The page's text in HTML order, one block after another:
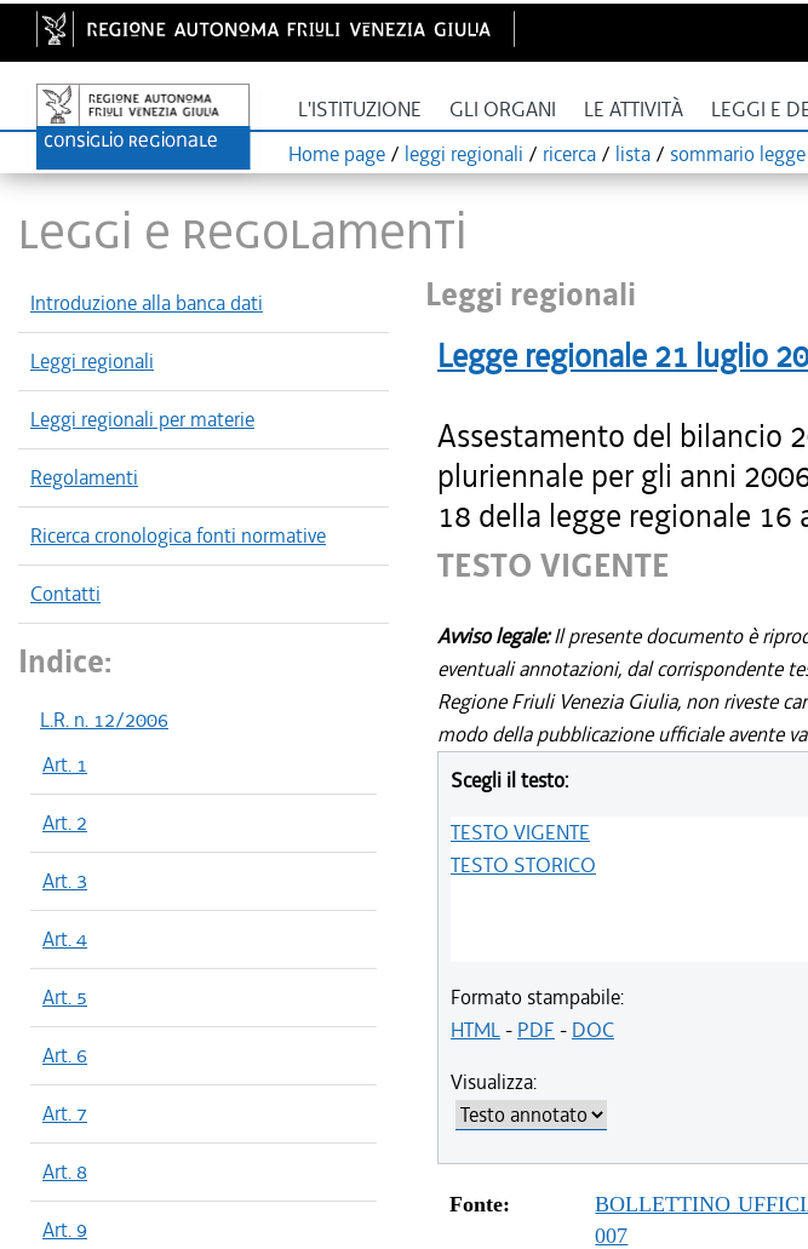
L'ISTITUZIONE GLI ORGANI LE ATTIVITÀ LEGGI E
Home page / leggi regionali / ricerca / lista / sommario legge
LEGGI E REGOLAMENTI
Introduzione alla banca dati
Leggi regionali
Leggi regionali per materie
Regolamenti
Ricerca cronologica fonti normative
Contatti
Indice:
L.R. n. 12/2006
Art. 1
Art. 2
Art. 3
Art. 4
Art. 5
Art. 6
Art. 7
Art. 8
Art. 9
Leggi regionali
Legge regionale 21 luglio
Assestamento del bilancio
pluriennale per gli anni
18 della legge regionale 16
TESTO VIGENTE
Avviso legale:Il presente documento è
eventuali annotazioni, dal corrispondente
Regione Friuli Venezia Giulia, non riveste
modo della pubblicazione ufficiale avente
Scegli il testo:
TESTO VIGENTE
TESTO STORICO
Formato stampabile:
HTML- PDF - DOC
Visualizza:
Fonte:
BOLLETTINO
007